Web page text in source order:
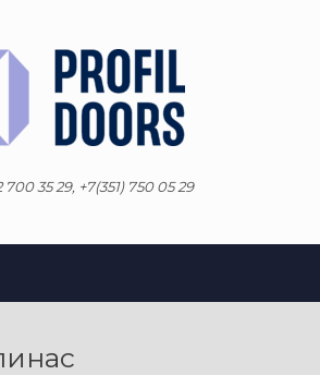
700 35 29, +7(351) 750 05 29